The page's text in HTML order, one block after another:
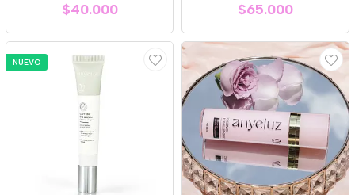
$40.000 $65.000
NUEVO